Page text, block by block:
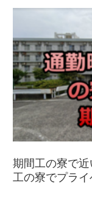
期間工の寮で
工の寮でプライ